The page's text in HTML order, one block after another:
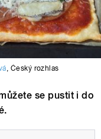
, Český rozhlas
se pustit i do